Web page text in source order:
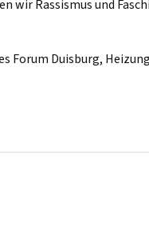
wir Rassismus und
Duisburg,